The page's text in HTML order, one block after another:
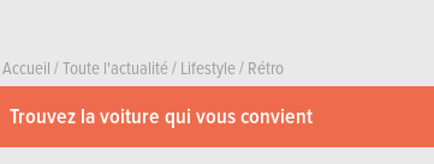
Accueil/Toute l'actualité/Lifestyle/Rétro
Trouvez la voiture qui vous convient